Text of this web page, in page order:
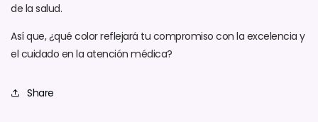
de la salud.
Así que, ¿qué color reflejará tu compromiso con la excelencia y
el cuidado en la atención médica?
Share